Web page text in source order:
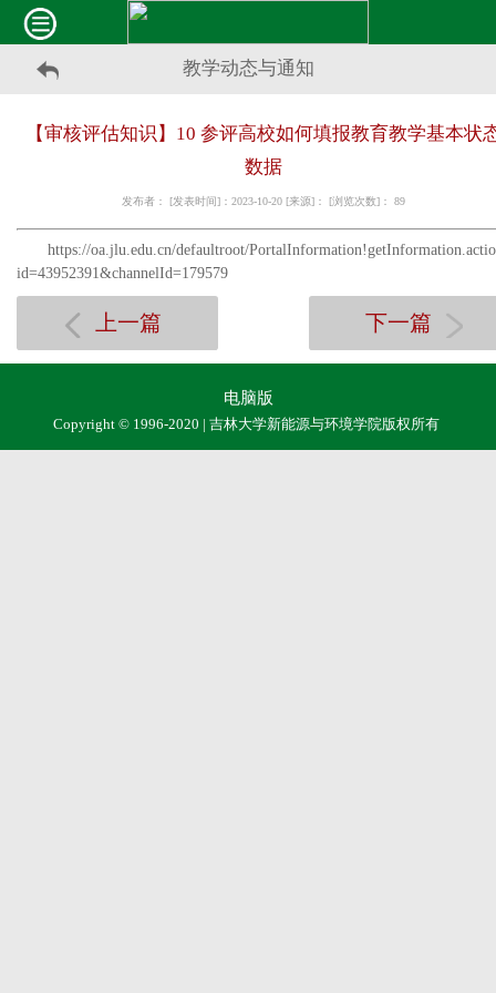
教学动态与通知
【审核评估知识】10 参评高校如何填报教育教学基本状
数据
发布者： [发表时间]：2023-10-20 [来源]： [浏览次数]： 89
https://oa.jlu.edu.cn/defaultroot/
id=43952391&channelId=179579
上一篇 下一篇
电脑版
Copyright © 1996-2020 | 吉林大学新能源与环境学院版权所有